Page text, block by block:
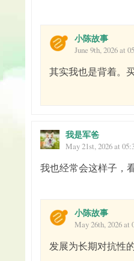
小陈故事
June 9th, 2026 at
其实我也是背着。
我是军爸
May 21st, 2026 at
我也经常会这样子，
小陈故事
May 26th, 2026 at
发展为长期对抗性